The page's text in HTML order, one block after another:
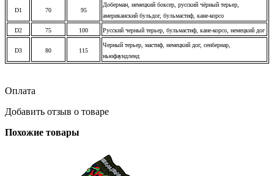
D1 70 95
Доберман, немецкий боксер, русский чёрный терьер,
американский бульдог, бульмастиф, кане-корсо
D2 75 100 Русский черный терьер, бульмастиф, кане-корсо, немецкий дог
D3 80 115
Черный терьер, мастиф, немецкий дог, сенбернар,
ньюфаундленд
Оплата
Добавить отзыв о товаре
Похожие товары